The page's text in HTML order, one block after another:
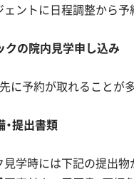
ントに日程調整から予
クの院内見学申し込み
に予約が取れることが
提出書類
学時には下記の提出物